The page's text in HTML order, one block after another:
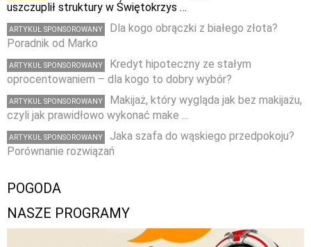
uszczuplił struktury w Świętokrzys …
ARTYKUŁ SPONSOROWANY
Dla kogo obrączki z białego złota?
Poradnik od Marko
ARTYKUŁ SPONSOROWANY
Kredyt hipoteczny ze stałym
oprocentowaniem – dla kogo to dobry wybór?
ARTYKUŁ SPONSOROWANY
Makijaż, który wygląda jak bez makijażu,
czyli jak prawidłowo wykonać make …
ARTYKUŁ SPONSOROWANY
Jaka szafa do wąskiego przedpokoju?
Porównanie rozwiązań
POGODA
NASZE PROGRAMY